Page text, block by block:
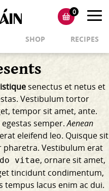
0
SHOP RECIPES
senectus et netus et
Vestibulum tortor
tempor sit amet, ante.
semper.Aenean
eleifend leo. Quisque sit
pharetra. Vestibulum erat
vitae, ornare sit amet,
tincidunt condimentum,
lacus enim ac dui.